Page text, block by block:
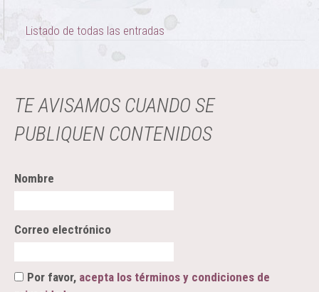
Listado de todas las entradas
TE AVISAMOS CUANDO SE
PUBLIQUEN CONTENIDOS
Nombre
Correo electrónico
Por favor, acepta los términos y condiciones de